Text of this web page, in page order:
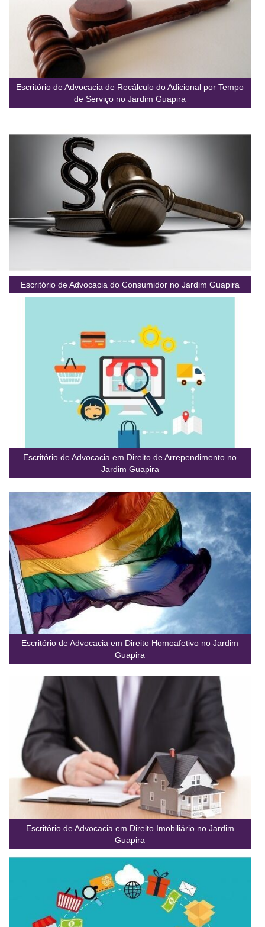
Escritório de Advocacia de Recálculo do Adicional por Tempo
de Serviço no Jardim Guapira
Escritório de Advocacia do Consumidor no Jardim Guapira
Escritório de Advocacia em Direito de Arrependimento no
Jardim Guapira
Escritório de Advocacia em Direito Homoafetivo no Jardim
Guapira
Escritório de Advocacia em Direito Imobiliário no Jardim
Guapira